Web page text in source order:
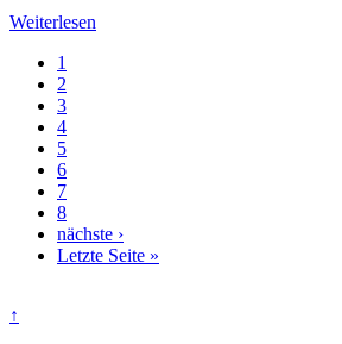
Weiterlesen
Seitennummerierung
Aktuelle
Seite
1
Page
2
Page
3
Page
4
Page
5
Page
6
Page
7
Page
8
Nächste
Seite
nächste ›
Letzte
Letzte Seite »
↑